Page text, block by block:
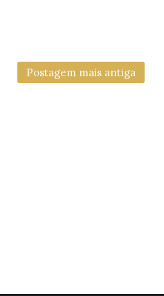
Postagem mais antiga